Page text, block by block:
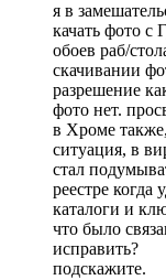
я в
качать фото с
обоев раб/
скачивании
разрешение
фото нет.
в Хроме
ситуация, в
стал
реестре когда
каталоги и
что было
исправить?
подскажите.